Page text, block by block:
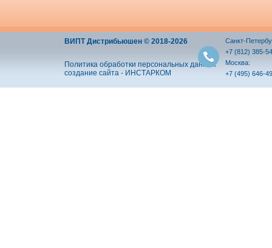
ВИПТ Дистрибьюшен © 2018-2026
Политика обработки персональных данных
создание сайта - ИНСТАРКОМ
Санкт-
+7 (812) 385-
Москва:
+7 (495) 646-